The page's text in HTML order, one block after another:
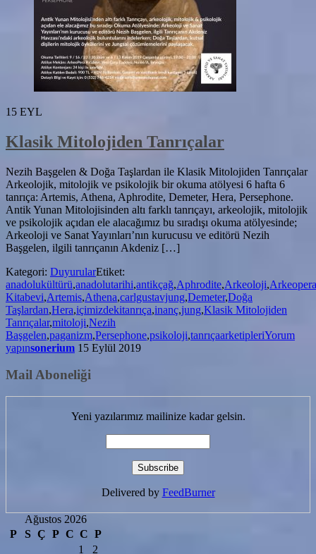
15 EYL
Klasik Mitolojiden Tanrıçalar
Nezih Başgelen & Doğa Taşlardan ile Klasik Mitolojiden Tanrıçalar
Arkeolojik, mitolojik ve psikolojik bir okuma atölyesi 6 hafta 6
tanrıça: Artemis, Athena, Aphrodite, Demeter, Hera, Persephone.
Antik Yunan Mitolojisinden altı farklı tanrıçayı, arkeolojik, mitolojik
ve psikolojik açıdan ele alacağımız bu sıradışı okuma atölyesinde;
Arkeoloji ve Sanat Yayınları’nın kurucusu ve editörü Nezih
Başgelen, ilgili tanrıçanın Akdeniz […]
Kategori: DuyurularEtiket:
anadolukültürü,anadolutarihi,antikçağ,Aphrodite,Arkeoloji,Arkeopera
Kitabevi,Artemis,Athena,carlgustavjung,Demeter,Doğa
Taşlardan,Hera,içimizdekitanrıça,inanç,jung,Klasik Mitolojiden
Tanrıçalar,mitoloji,Nezih
Başgelen,paganizm,Persephone,psikoloji,tanrıçaarketipleriYorum
yapınsonerium 15 Eylül 2019
Mail Aboneliği
Yeni yazılarımız mailinize kadar gelsin.
Delivered by FeedBurner
Ağustos 2026
P
S Ç P C C P
1
2